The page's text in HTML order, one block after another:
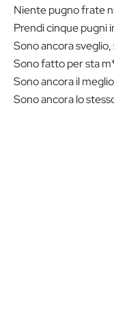
Niente pugno frate
Prendi cinque pugni
Sono ancora
Sono fatto per sta
Sono ancora il
Sono ancora lo